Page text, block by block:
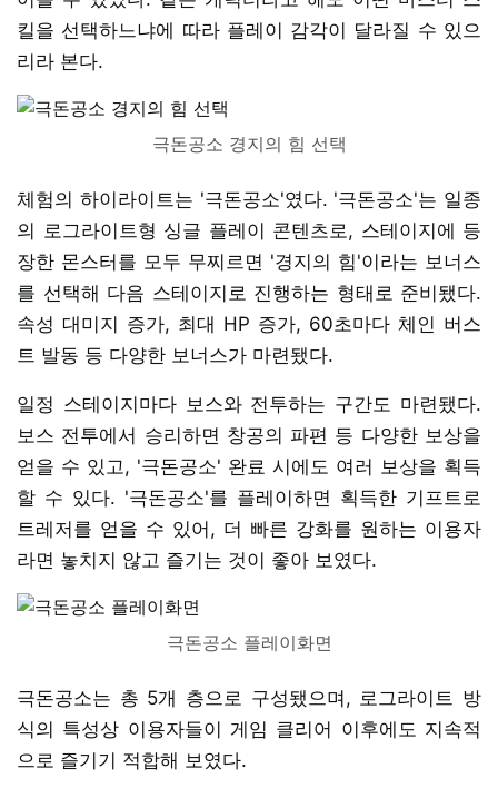
킬을 선택하느냐에 따라 플레이 감각이 달라질 수 있으
리라 본다.
극돈공소 경지의 힘 선택
체험의 하이라이트는 '극돈공소'였다. '극돈공소'는 일종
의 로그라이트형 싱글 플레이 콘텐츠로, 스테이지에 등
장한 몬스터를 모두 무찌르면 '경지의 힘'이라는 보너스
를 선택해 다음 스테이지로 진행하는 형태로 준비됐다.
속성 대미지 증가, 최대 HP 증가, 60초마다 체인 버스
트 발동 등 다양한 보너스가 마련됐다.
일정 스테이지마다 보스와 전투하는 구간도 마련됐다.
보스 전투에서 승리하면 창공의 파편 등 다양한 보상을
얻을 수 있고, '극돈공소' 완료 시에도 여러 보상을 획득
할 수 있다. '극돈공소'를 플레이하면 획득한 기프트로
트레저를 얻을 수 있어, 더 빠른 강화를 원하는 이용자
라면 놓치지 않고 즐기는 것이 좋아 보였다.
극돈공소 플레이화면
극돈공소는 총 5개 층으로 구성됐으며, 로그라이트 방
식의 특성상 이용자들이 게임 클리어 이후에도 지속적
으로 즐기기 적합해 보였다.